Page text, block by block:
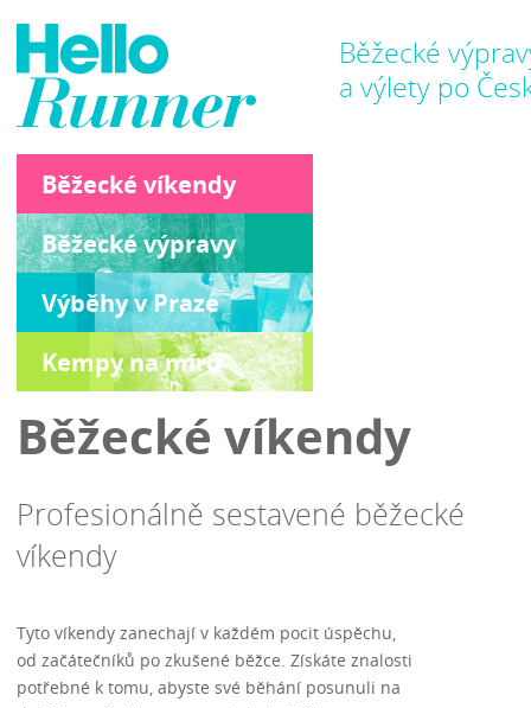
Běžecké víkendy
Běžecké výpravy
Výběhy v Praze
Kempy na míru
Běžecké víkendy
Profesionálně sestavené běžecké
víkendy
Tyto víkendy zanechají v každém pocit úspěchu,
od začátečníků po zkušené běžce. Získáte znalosti
potřebné k tomu, abyste své běhání posunuli na
Běžecké
a výlety po